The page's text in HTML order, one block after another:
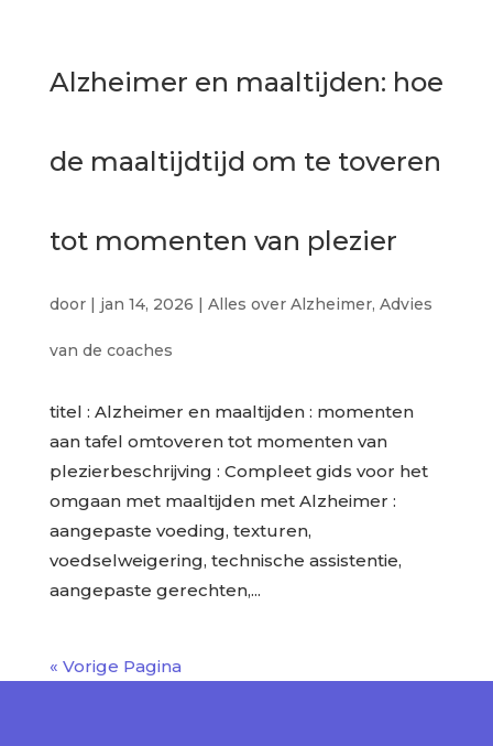
Alzheimer en maaltijden: hoe
de maaltijdtijd om te toveren
tot momenten van plezier
door | jan 14, 2026 | Alles over Alzheimer, Advies
van de coaches
titel : Alzheimer en maaltijden : momenten
aan tafel omtoveren tot momenten van
plezierbeschrijving : Compleet gids voor het
omgaan met maaltijden met Alzheimer :
aangepaste voeding, texturen,
voedselweigering, technische assistentie,
aangepaste gerechten,...
« Vorige Pagina